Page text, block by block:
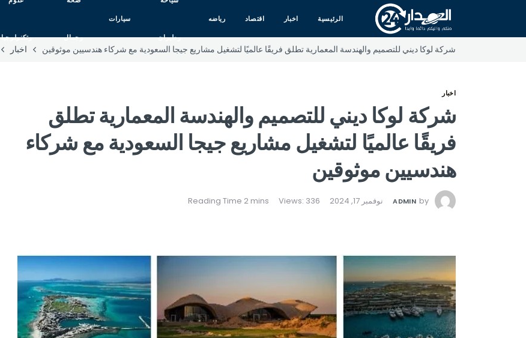
الرئيسية اخبار اقتصاد رياضه
وطيران
سيارات
وجمال وتكنولوجيا
شركة لوكا ديني للتصميم والهندسة المعمارية تطلق فريقًا عالميًا لتشغيل مشاريع جيجا السعودية مع شركاء هندسيين موثوقين
اخبار
اخبار
شركة لوكا ديني للتصميم والهندسة المعمارية تطلق
فريقًا عالميًا لتشغيل مشاريع جيجا السعودية مع شركاء
هندسيين موثوقين
by
ADMIN نوفمبر 17, 2024 Views: 336